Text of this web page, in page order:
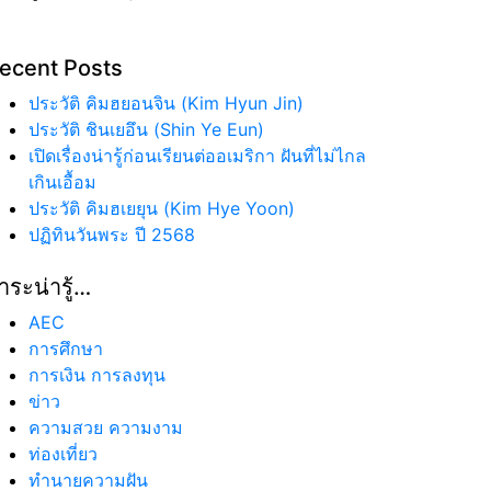
Posts
ประวัติ คิมฮยอนจิน (Kim Hyun Jin)
ประวัติ ชินเยอึน (Shin Ye Eun)
เปิดเรื่องน่ารู้ก่อนเรียนต่ออเมริกา ฝันที่ไม่ไกล
เกินเอื้อม
ประวัติ คิมฮเยยุน (Kim Hye Yoon)
ปฏิทินวันพระ ปี 2568
ระน่ารู้…
AEC
การศึกษา
การเงิน การลงทุน
ข่าว
ความสวย ความงาม
ท่องเที่ยว
ทํานายความฝัน